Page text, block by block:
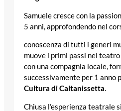
Samuele cresce con la
5 anni, approfondendo nel
conoscenza di tutti i generi
muove i primi passi nel
con una compagnia locale,
successivamente per 1 anno
Cultura di Caltanissetta.
Chiusa l’esperienza teatrale